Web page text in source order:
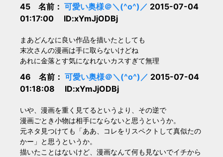
45 名前： 可愛い奥様＠＼(^o^)／ 2015-07-04
01:17:00 ID:xYmJjODBj
まあどんなに良い作品を描いたとしても
末次さんの漫画は手に取らないけどね
あれに金落とす気になれないカスすぎて無理
46 名前： 可愛い奥様＠＼(^o^)／ 2015-07-04
01:18:08 ID:xYmJjODBj
いや、漫画を重く見てるというより、その逆で
漫画ごとき小物は相手にならないと思うというか。
元ネタ見つけても「ああ、コレをリスペクトして真似たの
かー」と思うというか。
描いたことはないけど、漫画なんて何も見ないでイチから